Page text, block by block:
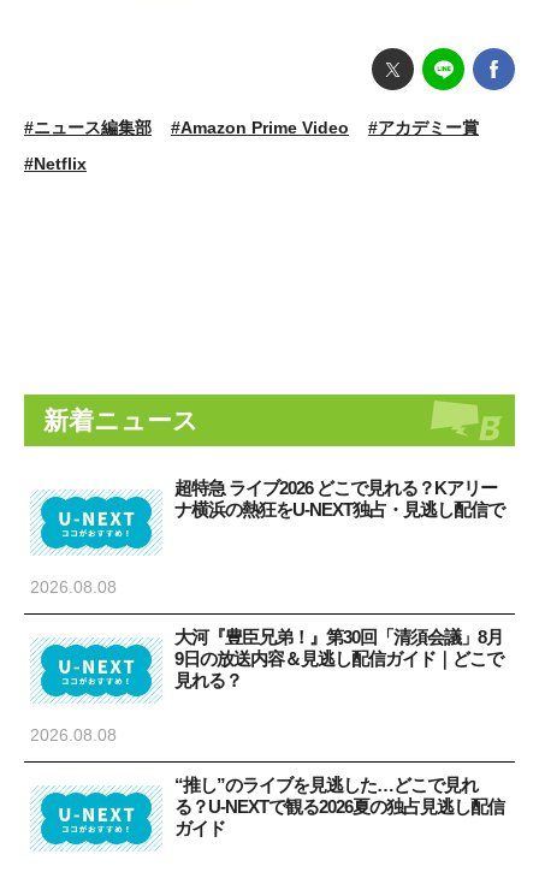
#ニュース編集部 #Amazon Prime Video
#アカデミー賞
#Netflix
新着ニュース
超特急 ライブ2026 どこで見れる？Kアリー
ナ横浜の熱狂をU-NEXT独占・見逃し配信で
2026.08.08
大河『豊臣兄弟！』第30回「清須会議」8月
9日の放送内容＆見逃し配信ガイド｜どこで
見れる？
2026.08.08
“推し”のライブを見逃した…どこで見れ
る？U-NEXTで観る2026夏の独占見逃し配信
ガイド